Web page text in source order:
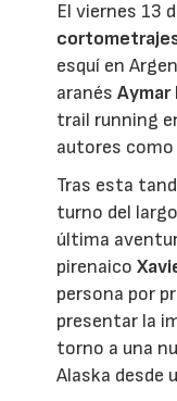
El viernes 13
esquí en
aranésAymar
trail running
autores como
Tras esta
turno del
última
pirenaico
persona por
presentar la
torno a una
Alaska desde